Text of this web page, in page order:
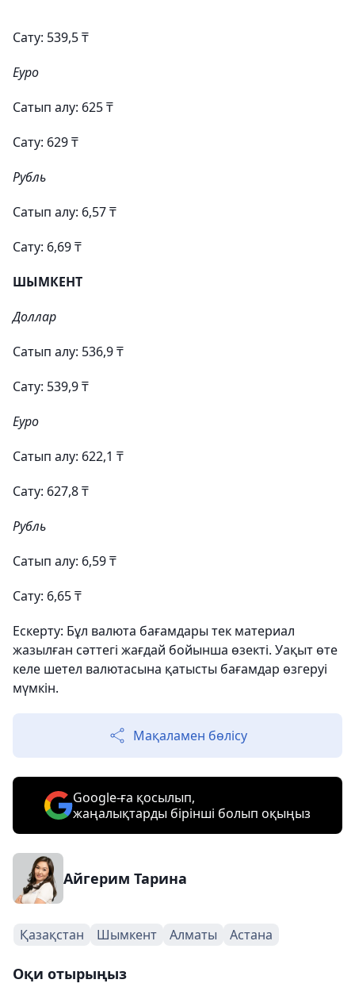
Сату: 539,5 ₸
Еуро
Сатып алу: 625 ₸
Сату: 629 ₸
Рубль
Сатып алу: 6,57 ₸
Сату: 6,69 ₸
ШЫМКЕНТ
Доллар
Сатып алу: 536,9 ₸
Сату: 539,9 ₸
Еуро
Сатып алу: 622,1 ₸
Сату: 627,8 ₸
Рубль
Сатып алу: 6,59 ₸
Сату: 6,65 ₸
Ескерту: Бұл валюта бағамдары тек материал
жазылған сәттегі жағдай бойынша өзекті. Уақыт өте
келе шетел валютасына қатысты бағамдар өзгеруі
мүмкін.
Мақаламен бөлісу
Google-ға қосылып,
жаңалықтарды бірінші болып оқыңыз
Айгерим Тарина
Қазақстан Шымкент Алматы Астана
Оқи отырыңыз